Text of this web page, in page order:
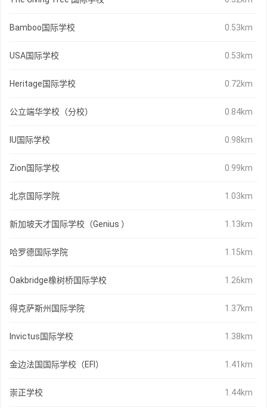
Bamboo国际学校 0.53km
USA国际学校 0.53km
Heritage国际学校 0.72km
公立端华学校（分校） 0.84km
IU国际学校 0.98km
Zion国际学校 0.99km
北京国际学院 1.03km
新加坡天才国际学校（Genius ） 1.13km
哈罗德国际学院 1.15km
Oakbridge橡树桥国际学校 1.26km
得克萨斯州国际学院 1.37km
Invictus国际学校 1.38km
金边法国国际学校（EFI） 1.41km
崇正学校 1.44km